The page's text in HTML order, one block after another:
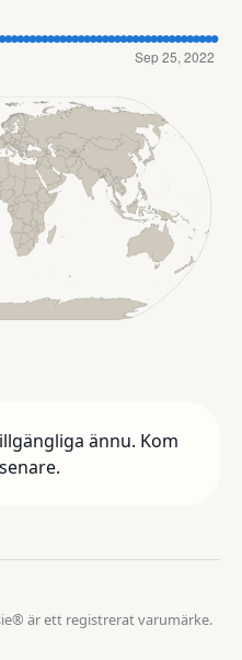
ännu. Kom
är ett registrerat varumärke.